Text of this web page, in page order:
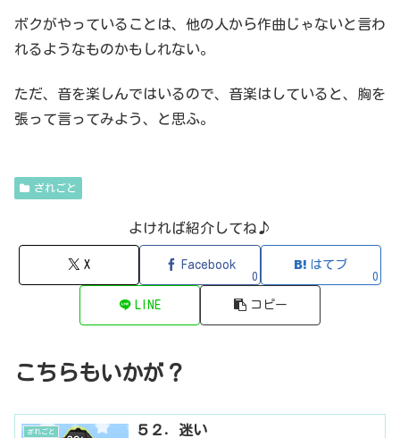
ボクがやっていることは、他の人から作曲じゃないと言わ
れるようなものかもしれない。
ただ、音を楽しんではいるので、音楽はしていると、胸を
張って言ってみよう、と思ふ。
ざれごと
よければ紹介してね♪
X Facebook
0
はてブ
0
LINE コピー
こちらもいかが？
ざれごと ５２．迷い